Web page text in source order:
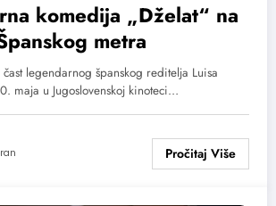
komedija „Dželat“ na
metra
legendarnog španskog reditelja Luisa
maja u Jugoslovenskoj kinoteci…